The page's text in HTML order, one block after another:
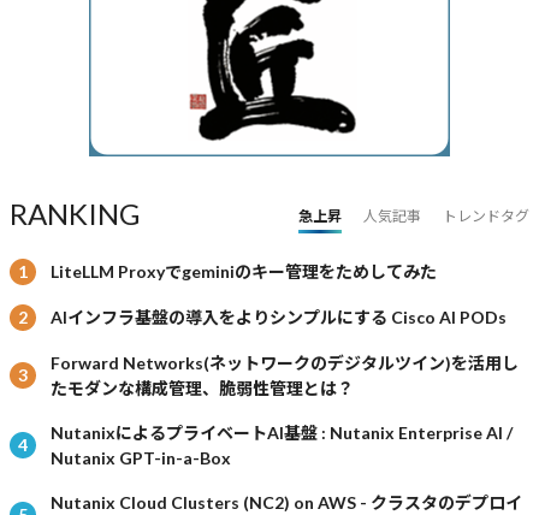
RANKING 急上昇 人気記事 トレンドタグ
LiteLLM Proxyでgeminiのキー管理をためしてみた
AIインフラ基盤の導入をよりシンプルにする Cisco AI PODs
Forward Networks(ネットワークのデジタルツイン)を活用し
たモダンな構成管理、脆弱性管理とは？
NutanixによるプライベートAI基盤 : Nutanix Enterprise AI /
Nutanix GPT-in-a-Box
Nutanix Cloud Clusters (NC2) on AWS - クラスタのデプロイ